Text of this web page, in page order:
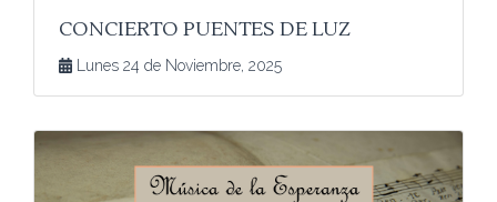
CONCIERTO PUENTES DE LUZ
Lunes 24 de Noviembre, 2025